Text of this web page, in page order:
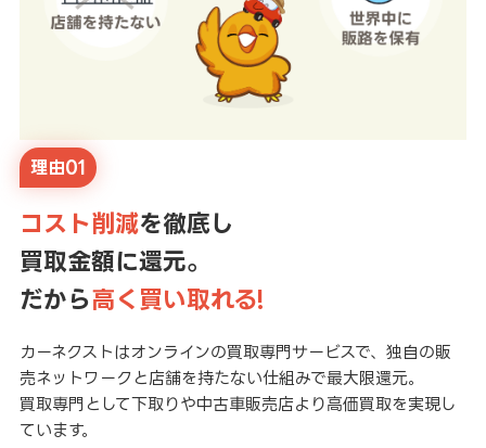
理由01
コスト削減を徹底し
買取金額に還元。
だから高く買い取れる!
カーネクストはオンラインの買取専門サービスで、独自の販
売ネットワークと店舗を持たない仕組みで最大限還元。
買取専門として下取りや中古車販売店より高価買取を実現し
ています。